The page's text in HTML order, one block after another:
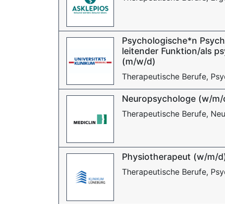
Psychologische*n
leitender Funktion/als
(m/w/d)
Therapeutische Berufe,
Neuropsychologe (w/m/
Therapeutische Berufe,
Physiotherapeut (w/m/
Therapeutische Berufe,